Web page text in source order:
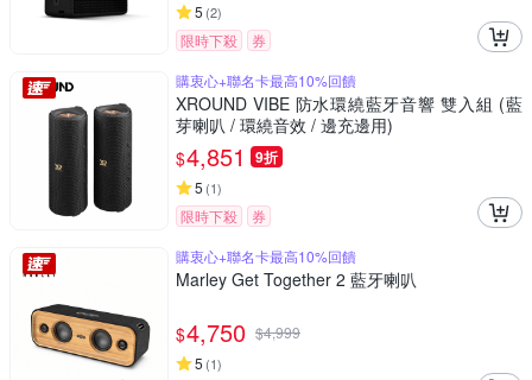
5 (2)
限時下殺
券
購衷心+聯名卡最高10%回饋
XROUND VIBE 防水環繞藍牙音響 雙入組 (藍
芽喇叭 / 環繞音效 / 邊充邊用)
$4,851 9折
5 (1)
限時下殺
券
購衷心+聯名卡最高10%回饋
Marley Get Together 2 藍牙喇叭
$4,750 $4,999
5 (1)